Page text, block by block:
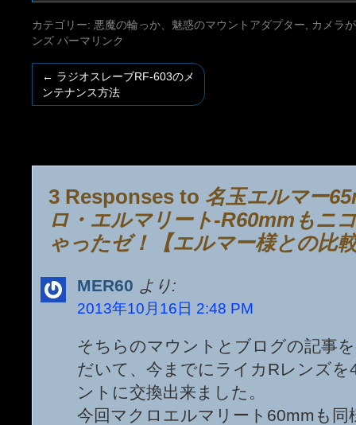
カテゴリー: 悪魔の輪っか、魅惑のマウントアダプター
カメラ
ンズ パーマリンク
← ラジオスレーブRF-603のメ
ンテナンス方法
3 Responses to 名玉エルマー
ロ・エルマリート-R60mmもニ
ゃったゼ！【エルマー様との比
MER60 より:
2013年10月16日 2:48 PM
そちらのマウントとブログの記事
だいて、今までにライカRレンズ
ントに交換出来ました。
今回マクロエルマリート60mmも